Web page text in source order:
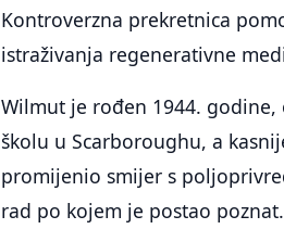
Kontroverzna prekretnica
istraživanja regenerativne
Wilmut je rođen 1944.
školu u Scarboroughu, a
promijenio smijer s
rad po kojem je postao